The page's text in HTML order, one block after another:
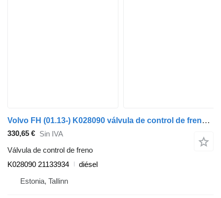
Volvo FH (01.13-) K028090 válvula de control de freno para Volvo FH (01.13-) cabeza tractora
330,65 € Sin IVA
Válvula de control de freno
K028090 21133934
diésel
Estonia, Tallinn